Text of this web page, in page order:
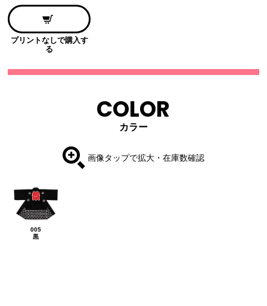
プリントなしで購入す
る
COLOR
カラー
画像タップで拡大・在庫数確認
005
黒